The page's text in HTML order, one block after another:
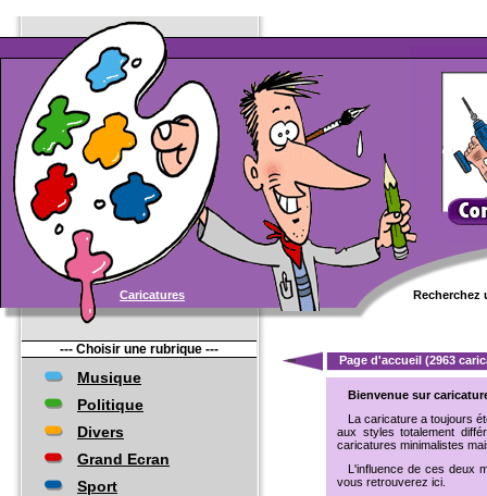
Caricatures Recherchez
--- Choisir une rubrique ---
Musique
Politique
Divers
Grand Ecran
Sport
Page d'accueil (2963
Bienvenue sur
La caricature a toujours
aux styles totalement
caricatures minimalistes
L'influence de ces deux
vous retrouverez ici.